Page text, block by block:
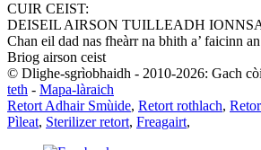
CUIR CEIST:
DEISEIL AIRSON TUILLEADH
Chan eil dad nas fheàrr na bhith a’ faicinn
Briog airson ceist
© Dlighe-sgrìobhaidh - 2010-2026: Gach
teth - Mapa-làraich
Retort Adhair Smùide, Retort rothlach,
Pìleat, Sterilizer retort, Freagairt,